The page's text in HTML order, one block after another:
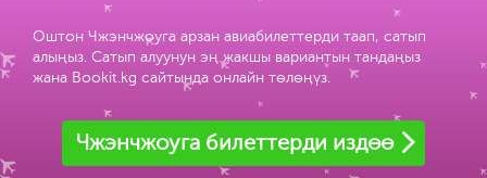
Оштон Чжэнчжоуга арзан авиабилеттерди таап, сатып
алыңыз. Сатып алуунун эң жакшы вариантын тандаңыз
жана Bookit.kg сайтында онлайн төлөңүз.
Чжэнчжоуга билеттерди издөө